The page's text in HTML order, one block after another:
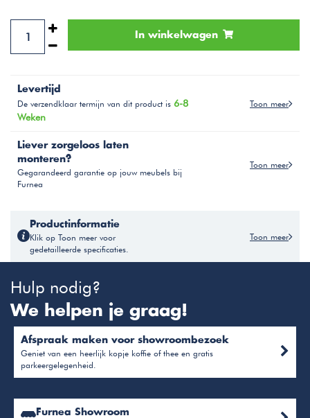
In winkelwagen
Levertijd
De verzendklaar termijn van dit product is 6-8
Weken
Toon meer
Liever zorgeloos laten
monteren?
Gegarandeerd garantie op jouw meubels bij
Furnea
Toon meer
Productinformatie
Klik op Toon meer voor
gedetailleerde specificaties.
Toon meer
Hulp nodig?
We helpen je graag!
Afspraak maken voor showroombezoek
Geniet van een heerlijk kopje koffie of thee en gratis
parkeergelegenheid.
Furnea Showroom